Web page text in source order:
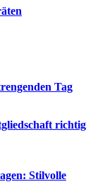
Tag
richtig
Stilvolle